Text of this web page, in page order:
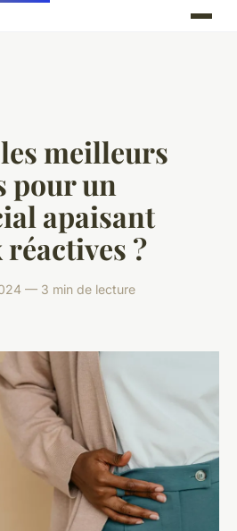
meilleurs
pour un
apaisant
?
— 3 min de lecture